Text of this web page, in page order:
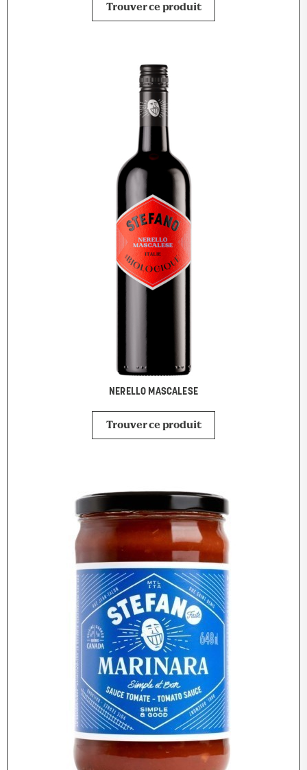
Trouver ce produit
NERELLO MASCALESE
Trouver ce produit